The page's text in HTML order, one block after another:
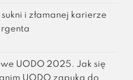
i złamanej karierze
UODO 2025. Jak się
UODO zapuka do